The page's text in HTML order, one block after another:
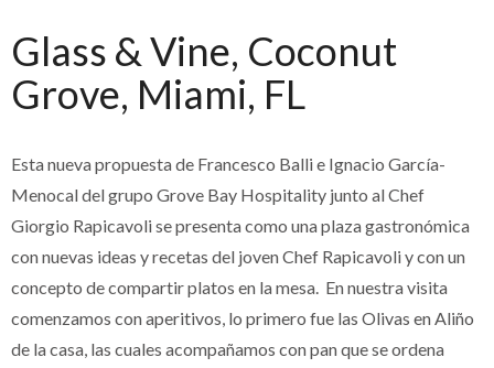
Glass & Vine, Coconut
Grove, Miami, FL
Esta nueva propuesta de Francesco Balli e Ignacio García-
Menocal del grupo Grove Bay Hospitality junto al Chef
Giorgio Rapicavoli se presenta como una plaza gastronómica
con nuevas ideas y recetas del joven Chef Rapicavoli y con un
concepto de compartir platos en la mesa. En nuestra visita
comenzamos con aperitivos, lo primero fue las Olivas en Aliño
de la casa, las cuales acompañamos con pan que se ordena